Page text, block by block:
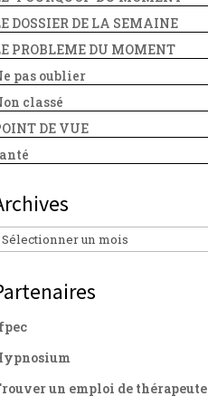
DOSSIER DE LA SEMAINE
PROBLEME DU MOMENT
pas oublier
classé
DE VUE
un emploi de thérapeute